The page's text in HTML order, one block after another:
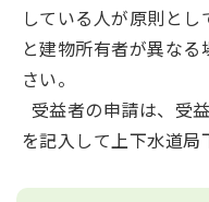
している人が原則と
と建物所有者が異な
さい。
受益者の申請は、受
を記入して上下水道局